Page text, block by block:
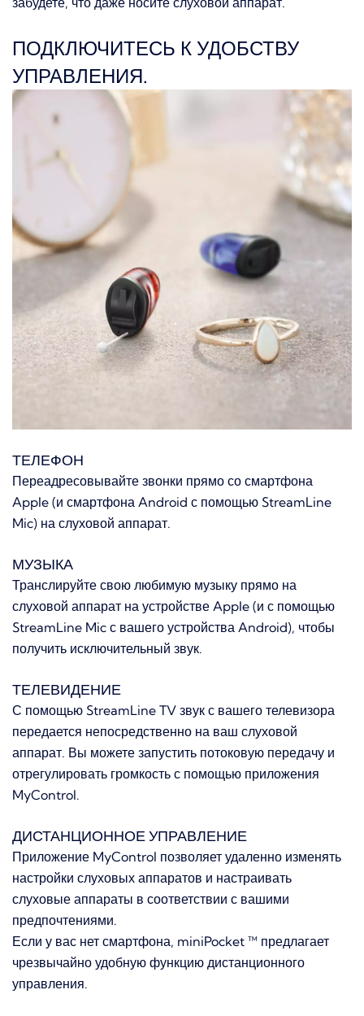
ПОДКЛЮЧИТЕСЬ К УДОБСТВУ
УПРАВЛЕНИЯ.
ТЕЛЕФОН
Переадресовывайте звонки прямо со смартфона
Apple (и смартфона Android с помощью StreamLine
Mic) на слуховой аппарат.
МУЗЫКА
Транслируйте свою любимую музыку прямо на
слуховой аппарат на устройстве Apple (и с помощью
StreamLine Mic с вашего устройства Android), чтобы
получить исключительный звук.
ТЕЛЕВИДЕНИЕ
С помощью StreamLine TV звук с вашего телевизора
передается непосредственно на ваш слуховой
аппарат. Вы можете запустить потоковую передачу и
отрегулировать громкость с помощью приложения
MyControl.
ДИСТАНЦИОННОЕ УПРАВЛЕНИЕ
Приложение MyControl позволяет удаленно изменять
настройки слуховых аппаратов и настраивать
слуховые аппараты в соответствии с вашими
предпочтениями.
Если у вас нет смартфона, miniPocket ™ предлагает
чрезвычайно удобную функцию дистанционного
управления.